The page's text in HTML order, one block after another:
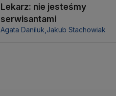
Lekarz: nie jesteśmy
serwisantami
Agata Daniluk, Jakub Stachowiak